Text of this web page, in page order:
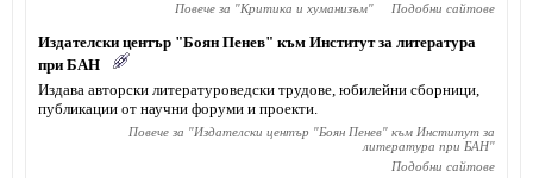
Повече за "Критика и хуманизъм" Подобни сайтове
Издателски център "Боян Пенев" към Институт за литература
при БАН
Издава авторски литературоведски трудове, юбилейни сборници,
публикации от научни форуми и проекти.
Повече за "Издателски център "Боян Пенев" към Институт за
литература при БАН"
Подобни сайтове